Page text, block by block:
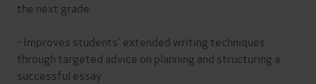
the next grade
- Improves students' extended writing techniques
through targeted advice on planning and structuring a
successful essay